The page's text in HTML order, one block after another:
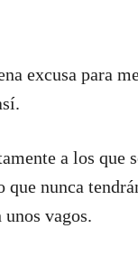
excusa para
a los que
que nunca
vagos.